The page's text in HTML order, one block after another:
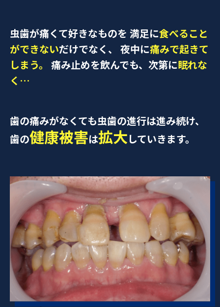
虫歯が痛くて好きなものを 満足に食べること
ができないだけでなく、 夜中に痛みで起きて
しまう。
痛み止めを飲んでも、次第に眠れな
く…
歯の痛みがなくても虫歯の進行は進み続け、
歯の健康被害は拡大していきます。